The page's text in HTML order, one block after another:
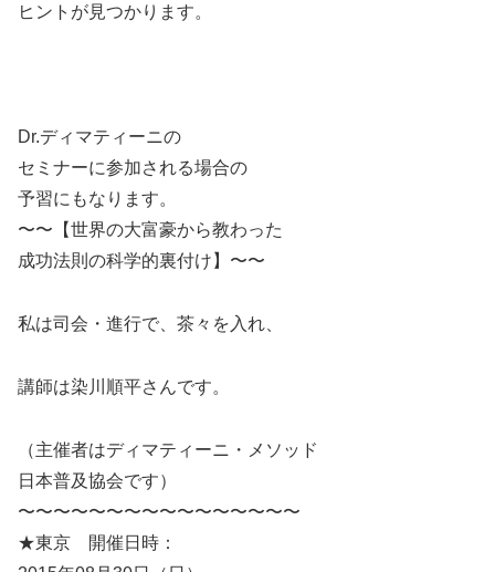
ヒントが見つかります。
Dr.ディマティーニの
セミナーに参加される場合の
予習にもなります。
〜〜【世界の大富豪から教わった
成功法則の科学的裏付け】〜〜
私は司会・進行で、茶々を入れ、
講師は染川順平さんです。
（主催者はディマティーニ・メソッド
日本普及協会です）
〜〜〜〜〜〜〜〜〜〜〜〜〜〜〜〜
★東京 開催日時：